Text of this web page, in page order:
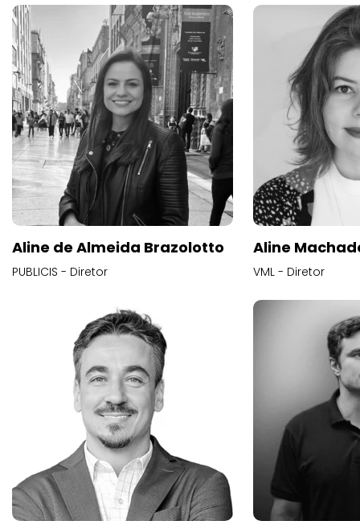
Aline de Almeida Brazolotto
PUBLICIS - Diretor
Aline
VML - Diretor